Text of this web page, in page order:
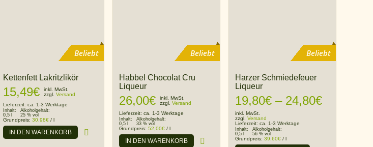
Beliebt
Kettenfett Lakritzlikör
15,49€
inkl. MwSt.
zzgl. Versand
Lieferzeit: ca. 1-3 Werktage
Inhalt:
0,5 l
Alkoholgehalt:
25 % vol
Grundpreis: 30,98€ / l
IN DEN WARENKORB
Beliebt
Habbel Chocolat Cru
Liqueur
26,00€
inkl. MwSt.
zzgl. Versand
Lieferzeit: ca. 1-3 Werktage
Inhalt:
0,5 l
Alkoholgehalt:
33 % vol
Grundpreis: 52,00€ / l
IN DEN WARENKORB
Beliebt
Harzer Schmiedefeuer
Liqueur
19,80€ – 24,80€
inkl. MwSt.
zzgl. Versand
Lieferzeit: ca. 1-3 Werktage
Inhalt:
0,5 l
Alkoholgehalt:
56 % vol
Grundpreis: 39,60€ / l